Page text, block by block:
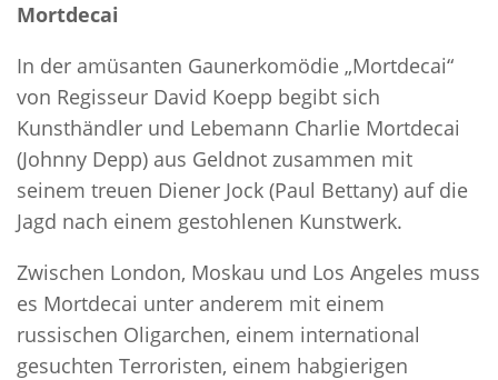
Mortdecai
In der amüsanten Gaunerkomödie „Mortdecai“
von Regisseur David Koepp begibt sich
Kunsthändler und Lebemann Charlie Mortdecai
(Johnny Depp) aus Geldnot zusammen mit
seinem treuen Diener Jock (Paul Bettany) auf die
Jagd nach einem gestohlenen Kunstwerk.
Zwischen London, Moskau und Los Angeles muss
es Mortdecai unter anderem mit einem
russischen Oligarchen, einem international
gesuchten Terroristen, einem habgierigen